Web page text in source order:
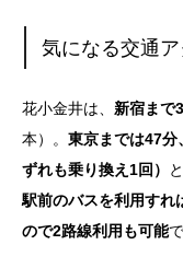
気になる交通ア
花小金井は、 新宿まで
本）。 東京までは47分
ずれも乗り換え1回）
駅前のバスを利用すれ
ので2路線利用も可能